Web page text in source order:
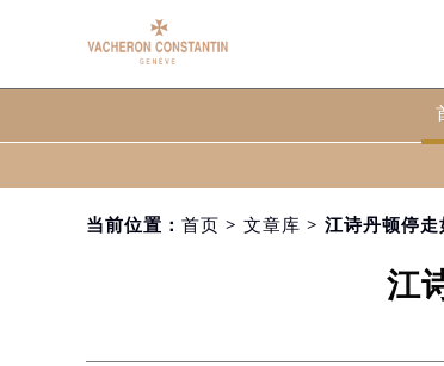
当前位置： 首页 > 文章库 > 江诗丹顿停走
江